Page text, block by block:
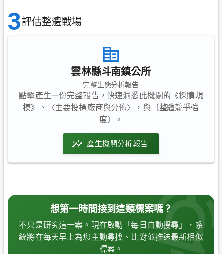
3評估整體戰場
雲林縣斗南鎮公所
完整生態分析報告
點擊產生一份完整報告，快速洞悉此機關的《採購規
模》、〈主要投標廠商與分佈〉，與〔整體競爭強
度〕。
產生機關分析報告
想第一時間接到這類標案嗎？
不只是研究這一案。現在啟動「每日自動搜尋」，系
統將在每天早上為您主動尋找、比對並推送最新相似
標案。